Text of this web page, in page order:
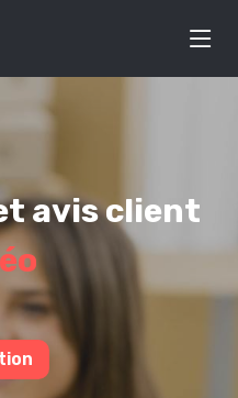
avis client